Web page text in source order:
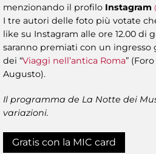
menzionando il profilo Instagram
I tre autori delle foto più votate
like su Instagram alle ore 12.00 di
saranno premiati con un
dei “Viaggi nell’antica Roma”
Augusto).
Il programma de La Notte dei
variazioni.
Gratis con la MIC card